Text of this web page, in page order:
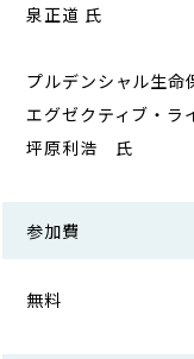
泉正道 氏
プルデンシャル生
エグゼクティブ・ラ
坪原利浩 氏
参加費
無料